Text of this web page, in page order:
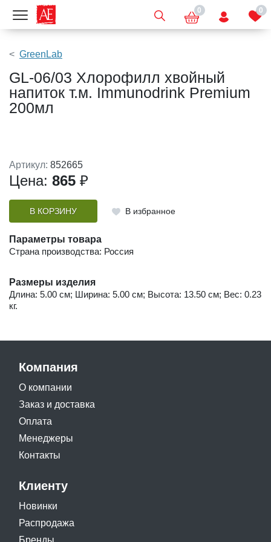
Показать меню 0 0
GreenLab
GL-06/03 Хлорофилл хвойный
напиток т.м. Immunodrink Premium
200мл
Артикул: 852665
Цена: 865 ₽
В КОРЗИНУ В избранное
Параметры товара
Страна производства: Россия
Размеры изделия
Длина: 5.00 см; Ширина: 5.00 см; Высота: 13.50 см; Вес: 0.23
кг.
Компания
О компании
Заказ и доставка
Оплата
Менеджеры
Контакты
Клиенту
Новинки
Распродажа
Бренды